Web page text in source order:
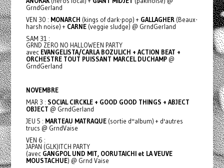
GrndGerland
VEN 30 : MONARCH (kings of dark-pop) + GALLAGHER(Beaux-
harsh noise) + CARNE(veggie sludge) @ GrndGerland
SAM 31 :
GRND ZERO NO HALLOWEEN PARTY
avec EVANGELISTA/CARLA BOZULICH + ACTION BEAT +
ORCHESTRE TOUT PUISSANT MARCEL DUCHAMP@
GrndGerland
NOVEMBRE
MAR 3 : SOCIAL CIRCKLE + GOOD GOOD THINGS + ABJECT
OBJECT @ GrndGerland
JEU 5 : MARTEAU MATRAQUE(sortie d''album) + d'autres
trucs @ GrndVaise
VEN 6 :
JAPAN (GLK)ITCH PARTY
(avec GANGPOL UND MIT, OORUTAICHI et LA VEUVE
MOUSTACHUE) @ Grnd Vaise